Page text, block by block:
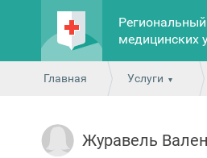
медицинских
Главная Услуги
Журавель